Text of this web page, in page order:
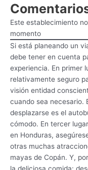
Este establecimiento
momento
Si está planeando un
debe tener en cuenta
experiencia. En primer
relativamente seguro
visión entidad
cuando sea necesario.
desplazarse es el
cómodo. En tercer
en Honduras,
otras muchas
mayas de Copán. Y,